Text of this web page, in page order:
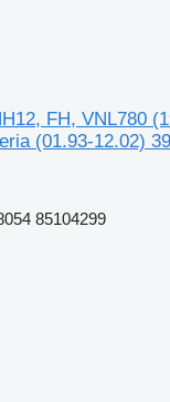
FH, VNL780
(01.93-12.02)
85104299